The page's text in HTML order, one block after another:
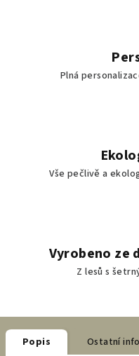
Plná
Vše pečlivě a
Vyrobeno ze
Z lesů s
Popis Ostatní